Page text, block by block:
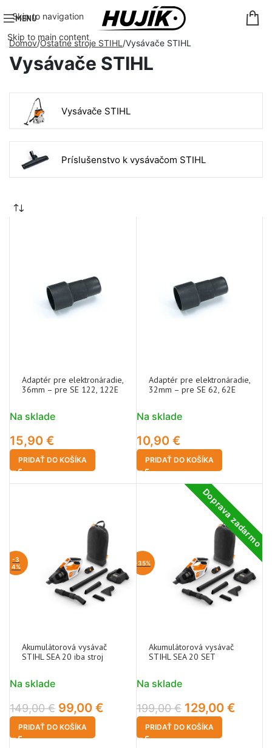
Skip to navigation
Skip to main content
MENU
Domov Ostatné stroje STIHL Vysávače STIHL
Vysávače STIHL
Vysávače STIHL
Príslušenstvo k vysávačom STIHL
Adaptér pre elektronáradie,
36mm – pre SE 122, 122E
Na sklade
15,90 €
PRIDAŤ DO KOŠÍKA
Adaptér pre elektronáradie,
32mm – pre SE 62, 62E
Na sklade
10,90 €
PRIDAŤ DO KOŠÍKA
-3
4%
Akumulátorová vysávač
STIHL SEA 20 iba stroj
Na sklade
149,00€ 99,00 €
PRIDAŤ DO KOŠÍKA
Doprava zadarmo
-35%
Akumulátorová vysávač
STIHL SEA 20 SET
Na sklade
199,00€ 129,00 €
PRIDAŤ DO KOŠÍKA